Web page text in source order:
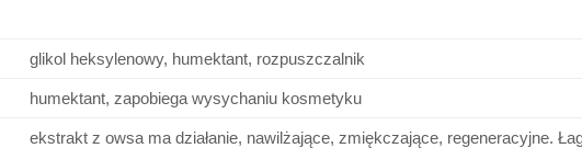
glikol heksylenowy, humektant, rozpuszczalnik
humektant, zapobiega wysychaniu kosmetyku
ekstrakt z owsa ma działanie, nawilżające, zmiękczające, regeneracyjne.